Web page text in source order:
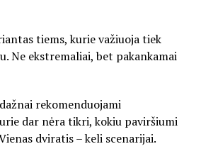
tiems, kurie važiuoja tiek
Ne ekstremaliai, bet pakankamai
rekomenduojami
dar nėra tikri, kokiu paviršiumi
dviratis – keli scenarijai.